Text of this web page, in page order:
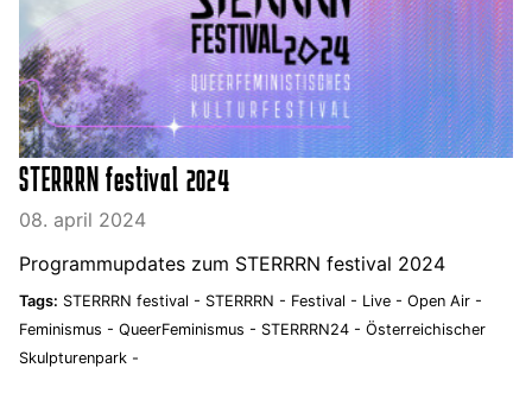
STERRRN festival 2024
08. april 2024
Programmupdates zum STERRRN festival 2024
Tags: STERRRN festival - STERRRN - Festival - Live - Open Air -
Feminismus - QueerFeminismus - STERRRN24 - Österreichischer
Skulpturenpark -